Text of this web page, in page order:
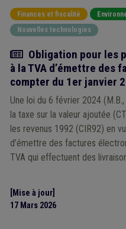
Finances et fiscalité
Nouvelles technologies
Actualité
Obligation pour les
à la TVA d’émettre des
compter du 1er janvier
Une loi du 6 février 2024
la taxe sur la valeur ajoutée
les revenus 1992 (CIR92) en
d’émettre des factures
TVA qui effectuent des
l'article 44 CTVA, à
(B2B).
[Mise à jour]
17 Mars 2026